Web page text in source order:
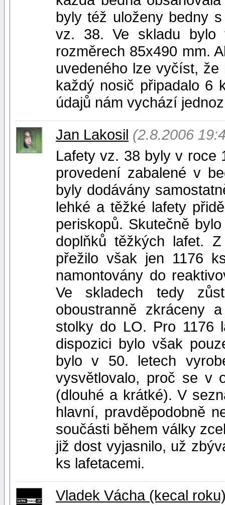
byly též uloženy bedny
vz. 38. Ve skladu bylo
rozměrech 85x490 mm.
uvedeného lze vyčíst,
každý nosič připadalo 6
údajů nám vychází
Jan Lakosil (2.8.2006
Lafety vz. 38 byly v roce
provedení zabalené v
byly dodávány
lehké a těžké lafety
periskopů. Skutečně
doplňků těžkých lafet.
přežilo však jen 1176
namontovány do
Ve skladech tedy
oboustranně zkráceny
stolky do LO. Pro 1176
dispozici bylo však
bylo v 50. letech
vysvětlovalo, proč se v
(dlouhé a krátké). V
hlavní, pravděpodobně
součásti během války
již dost vyjasnilo, už
ks lafetacemi.
Vladek Vácha (kecal